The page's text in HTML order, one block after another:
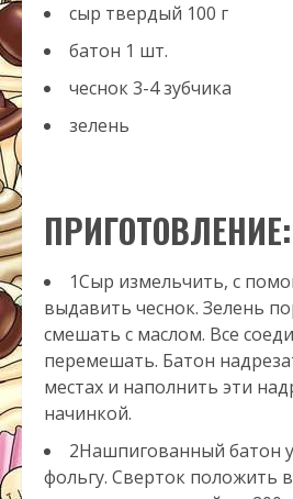
сыр твердый 100 г
батон 1 шт.
чеснок3-4зубчика
зелень
ПРИГОТОВЛЕНИЕ:
1Сыр измельчить, с
выдавить чеснок. Зелень
смешать с маслом. Все
перемешать. Батон
местах и наполнить эти
начинкой.
2Нашпигованный батон
фольгу. Сверток положить